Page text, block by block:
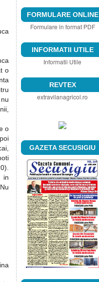
o
o
in
FORMULARE ONLINE
Formulare in format PDF
INFORMATII UTILE
Informatii Utile
REVTEX
extravilanagricol.ro
GAZETA SECUSIGIU